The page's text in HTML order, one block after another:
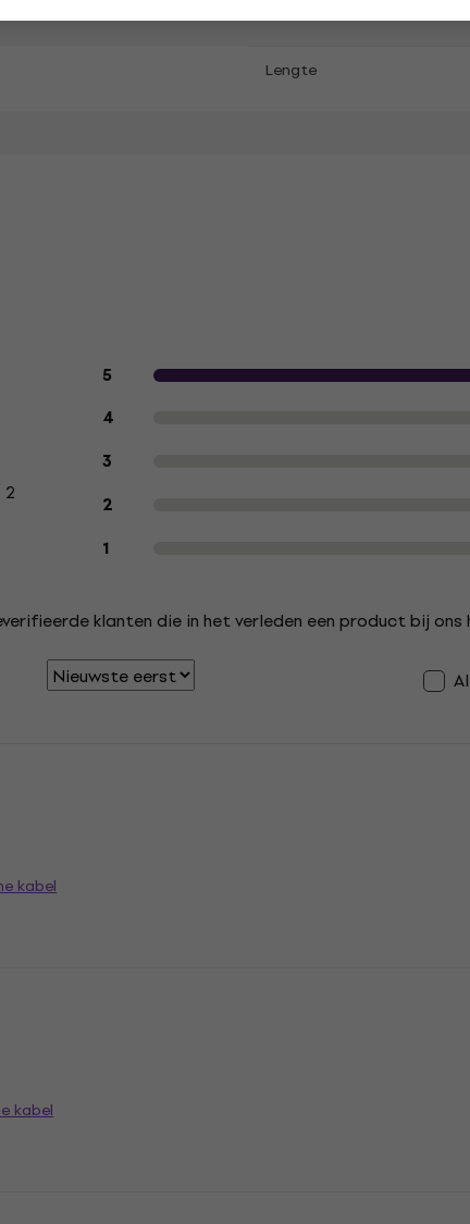
Lengte
Klantbeoordelingen van het
5
4
3
2
1
klanten die in het verleden een product bij ons
kabel
kabel